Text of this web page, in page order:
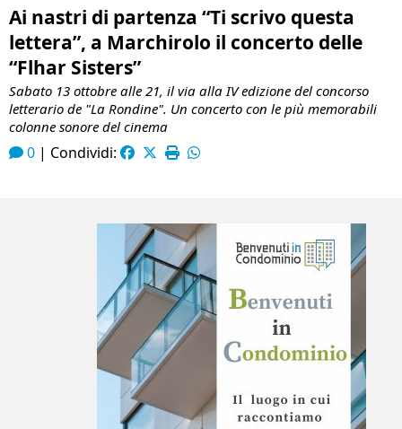
Ai nastri di partenza “Ti scrivo questa
lettera”, a Marchirolo il concerto delle
“Flhar Sisters”
Sabato 13 ottobre alle 21, il via alla IV edizione del concorso
letterario de "La Rondine". Un concerto con le più memorabili
colonne sonore del cinema
0 | Condividi: